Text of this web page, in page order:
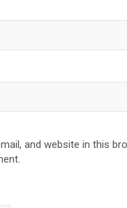
and website in this